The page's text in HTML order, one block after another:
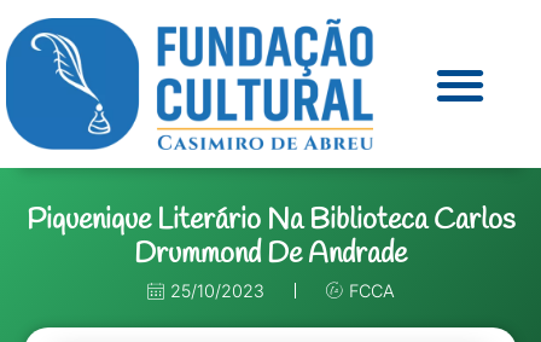
Piquenique Literário Na Biblioteca Carlos
Drummond De Andrade
25/10/2023 FCCA